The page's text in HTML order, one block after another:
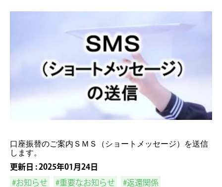
口座振替のご案内ＳＭＳ（ショートメッセージ）を送信
します。
更新日 : 2025年01月24日
#お知らせ
#重要なお知らせ #返還関係